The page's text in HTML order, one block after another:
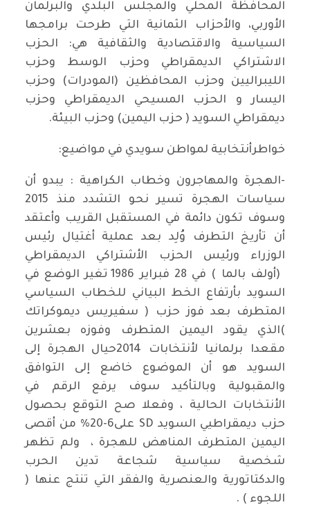
المحافظة المحلي والمجلس البلدي والبرلمان
الأوربي، والأحزاب الثمانية التي طرحت برامجها
السياسية والاقتصادية والثقافية هي: الحزب
الاشتراكي الديمقراطي وحزب الوسط وحزب
الليبراليين وحزب المحافظين (المودرات) وحزب
اليسار و الحزب المسيحي الديمقراطي وحزب
ديمقراطي السويد ( حزب اليمين) وحزب البيئة.
خواطرأنتخابية لمواطن سويدي في مواضيع:
-الهجرة والمهاجرون وخطاب الكراهية : يبدو أن
سياسات الهجرة تسير نحو التشدد منذ 2015
وسوف تكون دائمة في المستقبل القريب وأعتقد
أن تأريخ التطرف وُلِد بعد عملية أغتيال رئيس
الوزراء ورئيس الحزب الأشتراكي الديمقراطي
(أولف بالما ) في 28 فبراير 1986 تغير الوضع في
السويد بأرتفاع الخط البياني للخطاب السياسي
المتطرف بعد فوز حزب ( سفيريس ديموكراتك
)الذي يقود اليمين المتطرف وفوزه بعشرين
مقعدا برلمانيا لأنتخابات 2014حيال الهجرة إلى
السويد هو أن الموضوع خاضع إلى التوافق
والمقبولية وبالتأكيد سوف يرفع الرقم في
الأنتخابات الحالية ، وفعلا صح التوقع بحصول
حزب ديمقراطيي السويد SD على6-20% من أقصى
اليمين المتطرف المناهض للهجرة ، ولم تظهر
شخصية سياسية شجاعة تدين الحرب
والدكتاتورية والعنصرية والفقر التي تنتج عنها (
اللجوء ) .